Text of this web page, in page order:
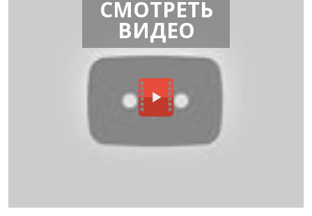
СМОТРЕТЬ
ВИДЕО